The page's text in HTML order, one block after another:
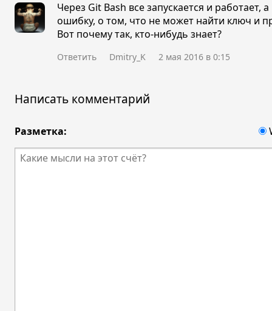
Через Git Bash все запускается и работает,
ошибку, о том, что не может найти ключ и
Вот почему так, кто-нибудь знает?
Ответить Dmitry_K 2 мая 2016 в 0:15
Написать комментарий
Разметка: